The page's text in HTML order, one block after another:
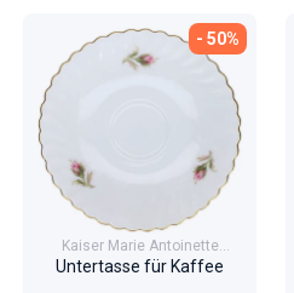
- 50%
Kaiser Marie Antoinette
Moosrose
Untertasse für Kaffee